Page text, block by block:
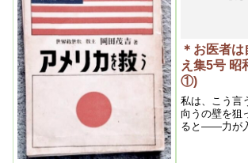
＊お医者
え集5号 昭
①)
私は、こう言
向うの壁を狙
ると――力が